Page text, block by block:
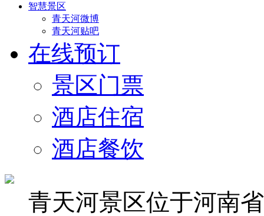
智慧景区
青天河微博
青天河贴吧
在线预订
景区门票
酒店住宿
酒店餐饮
青天河景区位于河南